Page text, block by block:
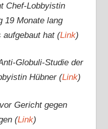
Chef-Lobbyistin
19 Monate lang
hat (Link)
Globuli-Studie der
Hübner (Link)
Gericht gegen
(Link)